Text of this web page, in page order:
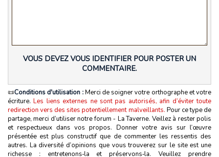
VOUS DEVEZ VOUS IDENTIFIER POUR POSTER UN
COMMENTAIRE.
📜Conditions d'utilisation :Merci de soigner votre orthographe et votre
écriture.Les liens externes ne sont pas autorisés, afin d’éviter toute
redirection vers des sites potentiellement malveillants. Pour ce type de
partage, merci d’utiliser notre forum - La Taverne. Veillez à rester polis
et respectueux dans vos propos. Donner votre avis sur l’œuvre
présentée est plus constructif que de commenter les ressentis des
autres. La diversité d’opinions que vous trouverez sur le site est une
richesse : entretenons‑la et préservons‑la. Veuillez prendre